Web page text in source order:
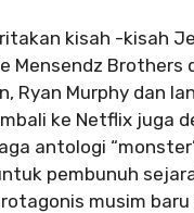
kisah -kisah
Mensendz Brothers
Ryan Murphy dan
ke Netflix juga
antologi
pembunuh
musim baru